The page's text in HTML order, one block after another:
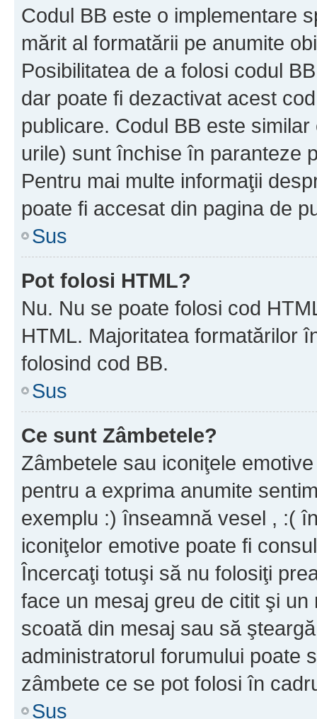
Codul BB este o implementare
mărit al formatării pe anumite
Posibilitatea de a folosi codul
dar poate fi dezactivat acest
publicare. Codul BB este
urile) sunt închise în paranteze
Pentru mai multe informaţii
poate fi accesat din pagina de
Sus
Pot folosi HTML?
Nu. Nu se poate folosi cod
HTML. Majoritatea formatărilor
folosind cod BB.
Sus
Ce sunt Zâmbetele?
Zâmbetele sau iconiţele
pentru a exprima anumite
exemplu :) înseamnă vesel , :(
iconiţelor emotive poate fi
Încercaţi totuşi să nu folosiţi
face un mesaj greu de citit şi
scoată din mesaj sau să
administratorul forumului poate
zâmbete ce se pot folosi în
Sus